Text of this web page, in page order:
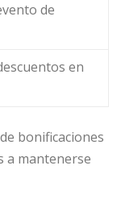
de
en
bonificaciones
a mantenerse